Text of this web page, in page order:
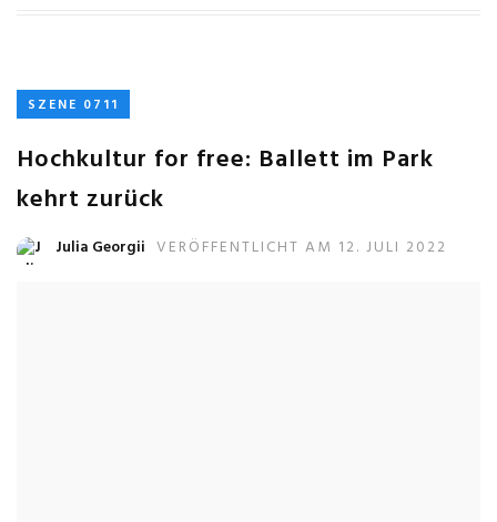
SZENE 0711
Hochkultur for free: Ballett im Park
kehrt zurück
Julia Georgii VERÖFFENTLICHT AM 12. JULI 2022